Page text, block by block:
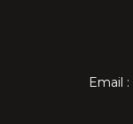
Email :